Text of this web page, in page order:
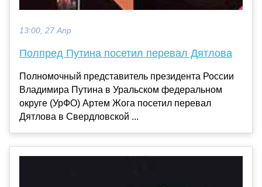
13:00, 27 Апр
Полпред Путина посетил перевал Дятлова
Полномочный представитель президента России
Владимира Путина в Уральском федеральном
округе (УрФО) Артем Жога посетил перевал
Дятлова в Свердловской ...